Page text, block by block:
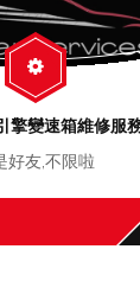
擎變速箱維修服
好友,不限啦